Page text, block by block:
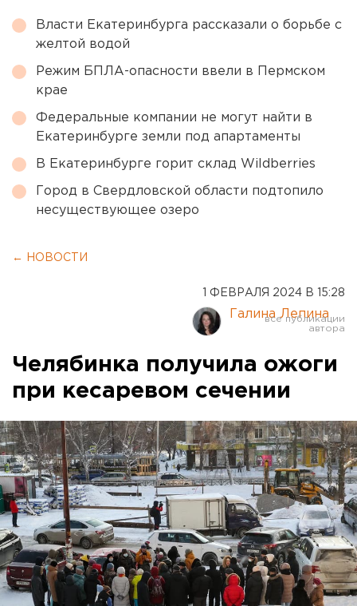
Власти Екатеринбурга рассказали о борьбе с
желтой водой
Режим БПЛА-опасности ввели в Пермском
крае
Федеральные компании не могут найти в
Екатеринбурге земли под апартаменты
В Екатеринбурге горит склад Wildberries
Город в Свердловской области подтопило
несуществующее озеро
← НОВОСТИ
1 ФЕВРАЛЯ 2024 В 15:28
Галина Лепина
Челябинка получила ожоги
при кесаревом сечении